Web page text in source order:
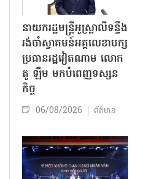
នាយករដ្ឋមន្ត្រីអូស្ត្រាលីទន្ទឹង
រង់ចាំស្វាគមន៍អគ្គលេខាបក្ស
ប្រធានរដ្ឋវៀតណាម លោក
តូ ឡឹម មកបំពេញទស្សន
កិច្ច
06/08/2026 ព័ត៌មាន